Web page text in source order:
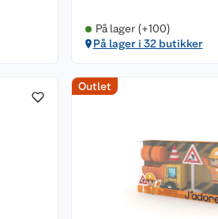
På lager (+100)
På lager i 32 butikker
Outlet